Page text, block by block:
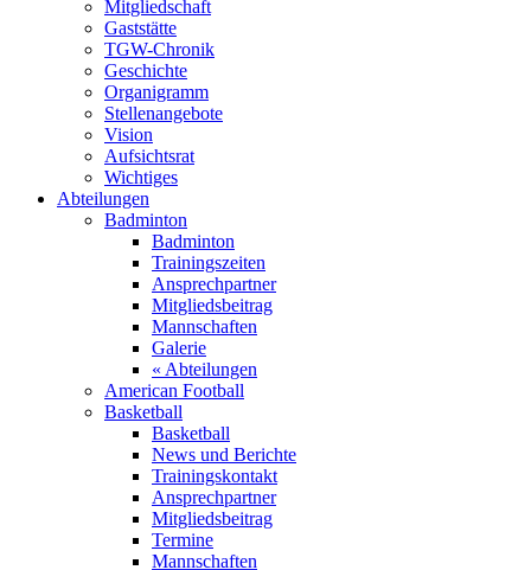
Mitgliedschaft
Gaststätte
TGW-Chronik
Geschichte
Organigramm
Stellenangebote
Vision
Aufsichtsrat
Wichtiges
Abteilungen
Badminton
Badminton
Trainingszeiten
Ansprechpartner
Mitgliedsbeitrag
Mannschaften
Galerie
« Abteilungen
American Football
Basketball
Basketball
News und Berichte
Trainingskontakt
Ansprechpartner
Mitgliedsbeitrag
Termine
Mannschaften